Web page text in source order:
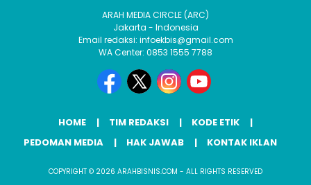
ARAH MEDIA CIRCLE (ARC)
Jakarta - Indonesia
Email redaksi: infoekbis@gmail.com
WA Center: 0853 1555 7788
HOME TIM REDAKSI
KODE ETIK
PEDOMAN MEDIA
HAK JAWAB KONTAK IKLAN
COPYRIGHT © 2026 ARAHBISNIS.COM - ALL RIGHTS RESERVED